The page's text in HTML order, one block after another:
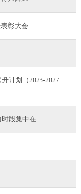
彰大会
计划（2023-2027
时段集中在……